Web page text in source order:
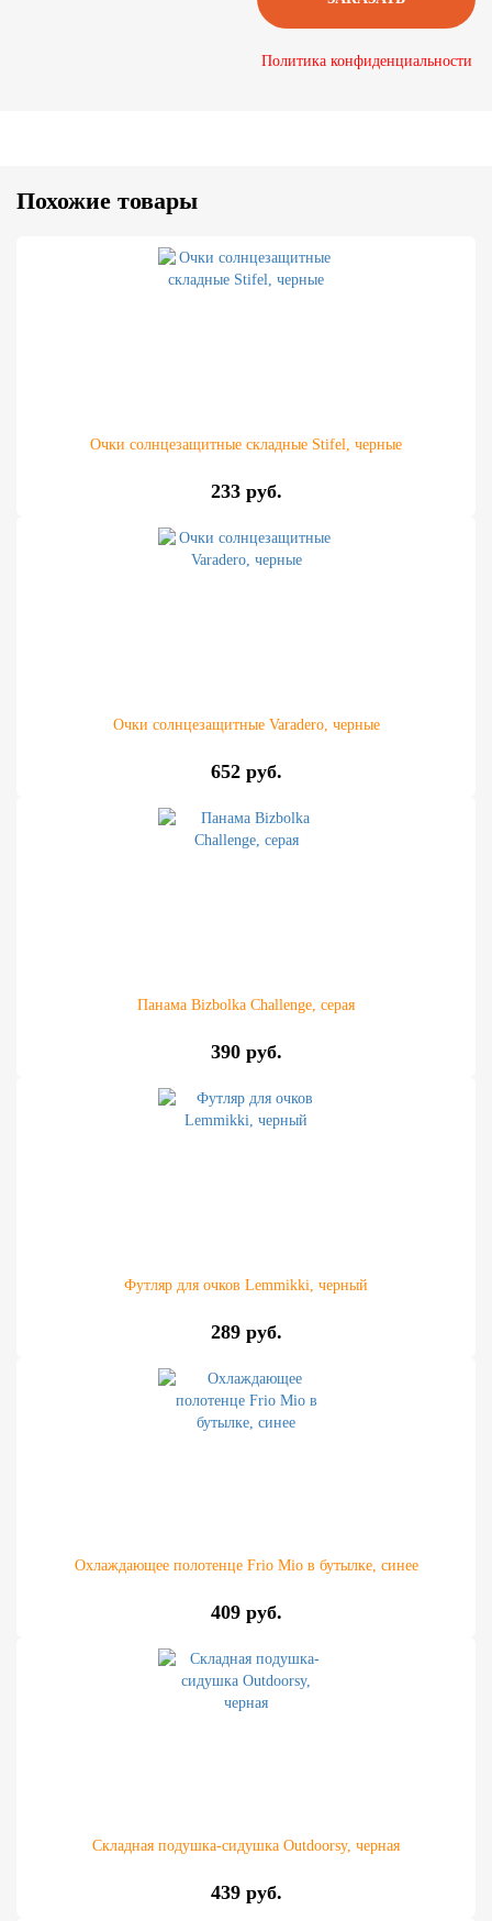
Политика конфиденциальности
Похожие товары
Очки солнцезащитные складные Stifel, черные
233 руб.
Очки солнцезащитные Varadero, черные
652 руб.
Панама Bizbolka Challenge, серая
390 руб.
Футляр для очков Lemmikki, черный
289 руб.
Охлаждающее полотенце Frio Mio в бутылке, синее
409 руб.
Складная подушка-сидушка Outdoorsy, черная
439 руб.